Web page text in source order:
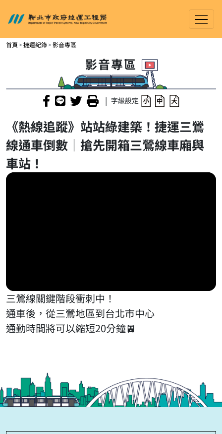
進入內容區塊
新北市政府捷運工程局
首頁 捷運紀錄 影音專區
影音專區
| 字級設定
《熱線追蹤》站站綠建築！捷運三鶯
線通車倒數｜搶先開箱三鶯線車廂與
車站！
三鶯線關鍵階段衝刺中！
通車後，從三鶯地區到台北市中心
通勤時間將可以縮短20分鐘🚈